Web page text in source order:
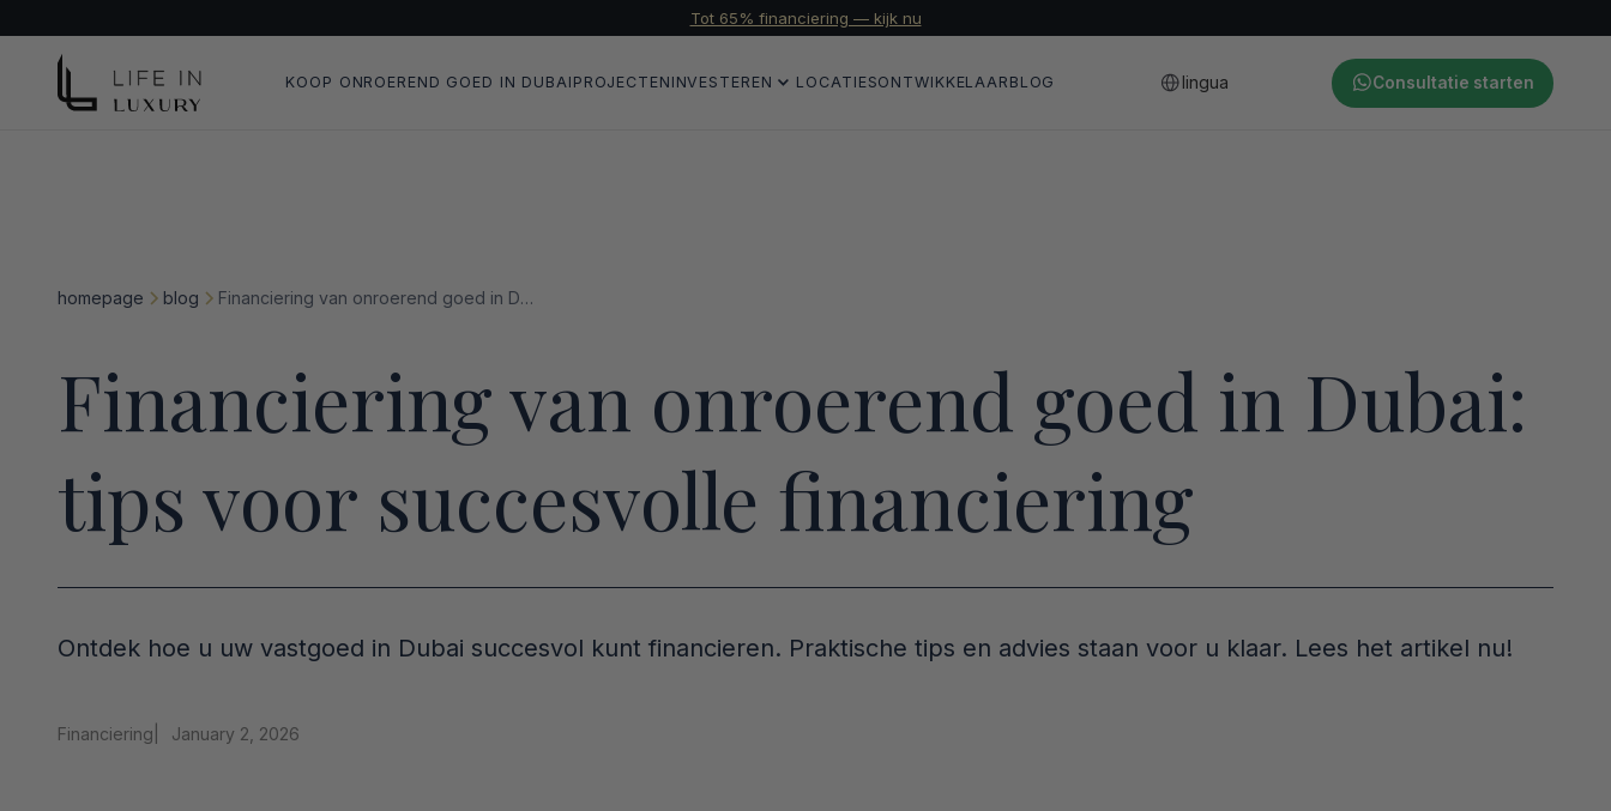
Tot 65% financiering — kijk nu
KOOP ONROEREND GOED IN DUBAI PROJECTEN INVESTEREN LOCATIESONTWIKKELAAR BLOG lingua Consultatie starten
homepage blog Financiering van onroerend goed in Dubai: tips voor succesvolle financiering
Financiering van onroerend goed in Dubai:
tips voor succesvolle financiering
Ontdek hoe u uw vastgoed in Dubai succesvol kunt financieren. Praktische tips en advies staan voor u klaar. Lees het artikel nu!
Financiering January 2, 2026